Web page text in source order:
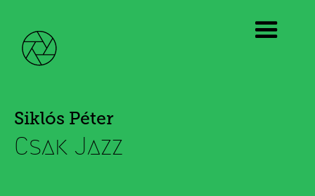
Siklós Péter
Csak Jazz